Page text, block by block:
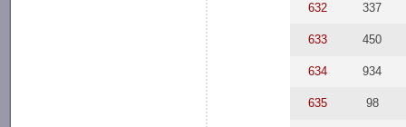
632 337
633 450
634 934
635 98